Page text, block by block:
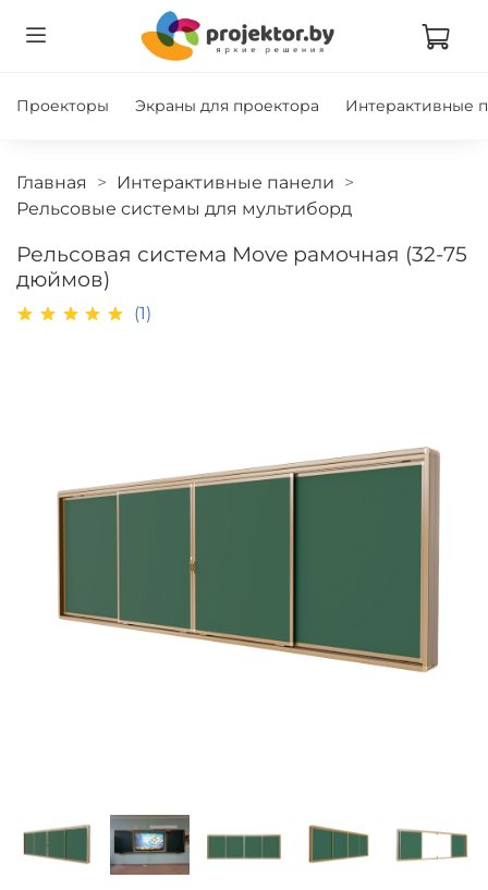
Проекторы Экраны для проектора Интерактивные
Главная
Интерактивные панели
Рельсовые системы для мультиборд
Рельсовая система Move рамочная (32-75
дюймов)
(1)